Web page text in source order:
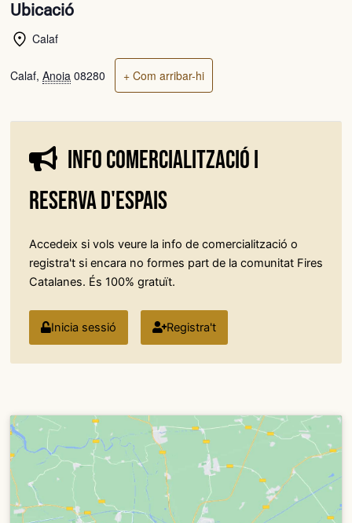
Ubicació
Calaf
Calaf, Anoia 08280 + Com arribar-hi
Info comercialització i
reserva d'espais
Accedeix si vols veure la info de comercialització o
registra't si encara no formes part de la comunitat Fires
Catalanes. És 100% gratuït.
Inicia sessió Registra't